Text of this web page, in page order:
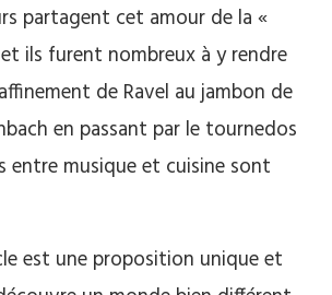
partagent cet amour de la «
ils furent nombreux à y rendre
de Ravel au jambon de
en passant par le tournedos
entre musique et cuisine sont
est une proposition unique et